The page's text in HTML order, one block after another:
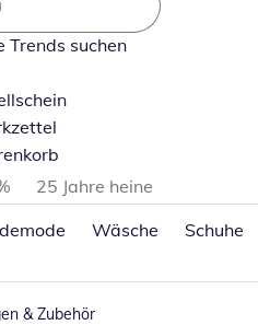
Trends suchen
25 Jahre heine
Wäsche Schuhe
& Zubehör